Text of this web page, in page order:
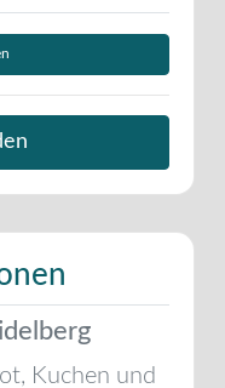
Kuchen und